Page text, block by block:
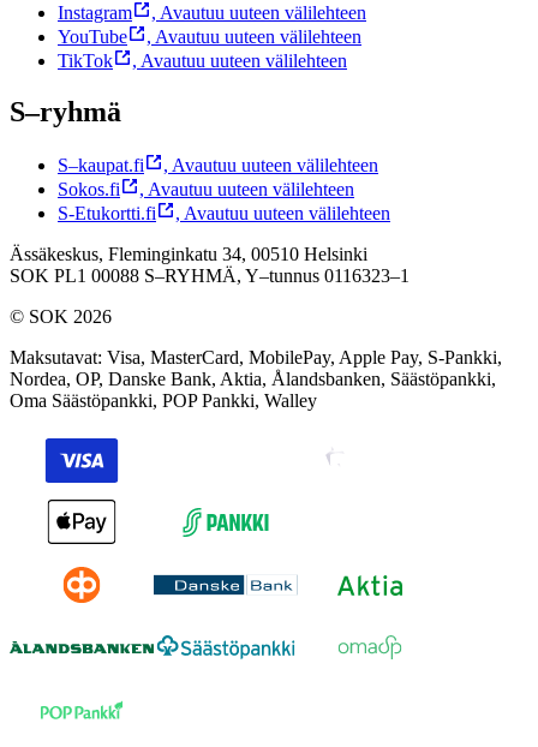
Instagram
, Avautuu uuteen välilehteen
YouTube
, Avautuu uuteen välilehteen
TikTok
, Avautuu uuteen välilehteen
S–ryhmä
S–kaupat.fi , Avautuu uuteen välilehteen
Sokos.fi
, Avautuu uuteen välilehteen
S-Etukortti.fi
, Avautuu uuteen välilehteen
Ässäkeskus, Fleminginkatu 34, 00510 Helsinki
SOK PL1 00088 S–RYHMÄ, Y–tunnus 0116323–1
© SOK 2026
Maksutavat: Visa, MasterCard, MobilePay, Apple Pay, S-Pankki,
Nordea, OP, Danske Bank, Aktia, Ålandsbanken, Säästöpankki,
Oma Säästöpankki, POP Pankki, Walley